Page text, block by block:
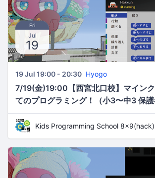
Fri
Jul
19
19 Jul 19:00 - 20:30 Hyogo
7/19(金)19:00【西宮北口校】マイン
てのプログラミング！（小3〜中3 保護